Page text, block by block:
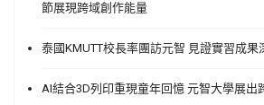
節展現跨域創作能量
泰國KMUTT校長率團訪元智 見證實習成果
AI結合3D列印重現童年回憶 元智大學展出